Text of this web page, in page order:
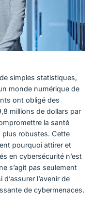
simples statistiques,
monde numérique de
ont obligé des
millions de dollars par
la santé
plus robustes. Cette
pourquoi attirer et
en cybersécurité n’est
s’agit pas seulement
l’avenir de
de cybermenaces.